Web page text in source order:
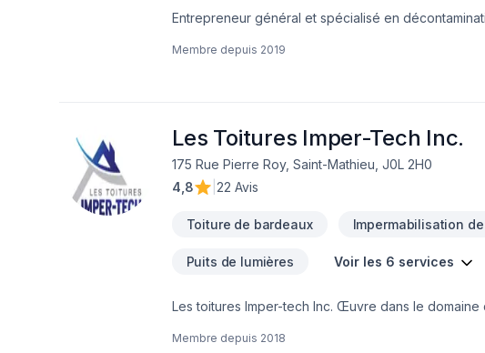
Entrepreneur général et spécialisé en
Membre depuis 2019
Les Toitures Imper-Tech Inc.
175 Rue Pierre Roy, Saint-Mathieu, J0L 2H0
4,8
22 Avis
Toiture de bardeaux Impermabilisation
Puits de lumières Voir les 6 services
Les toitures Imper-tech Inc. Œuvre dans le
d'acceptation de 97%. La philosophie de
Membre depuis 2018